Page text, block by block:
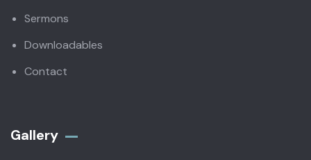
Sermons
Downloadables
Contact
Gallery​